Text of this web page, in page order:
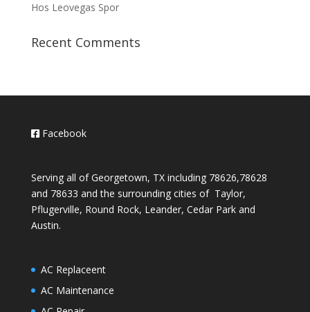
Hos Leovegas Spor
Recent Comments
Facebook
Serving all of Georgetown, TX including 78626,78628
and 78633 and the surrounding cities of Taylor,
Pflugerville, Round Rock, Leander, Cedar Park and
Austin.
AC Replaceent
AC Maintenance